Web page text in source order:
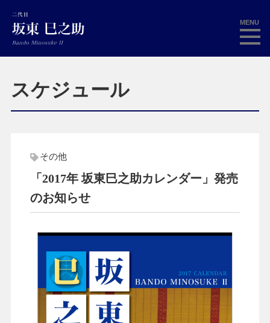
MENU
スケジュール
その他
「2017年 坂東巳之助カレンダー」発売
のお知らせ